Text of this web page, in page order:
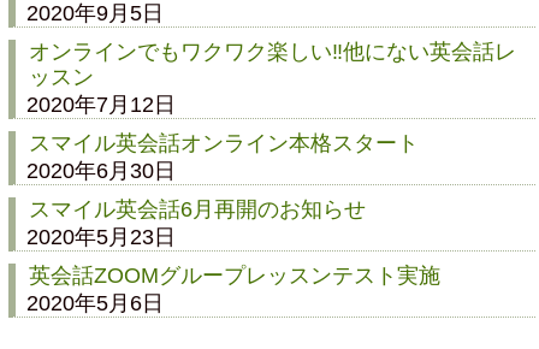
2020年9月5日
オンラインでもワクワク楽しい‼他にない英会話レ
ッスン
2020年7月12日
スマイル英会話オンライン本格スタート
2020年6月30日
スマイル英会話6月再開のお知らせ
2020年5月23日
英会話ZOOMグループレッスンテスト実施
2020年5月6日